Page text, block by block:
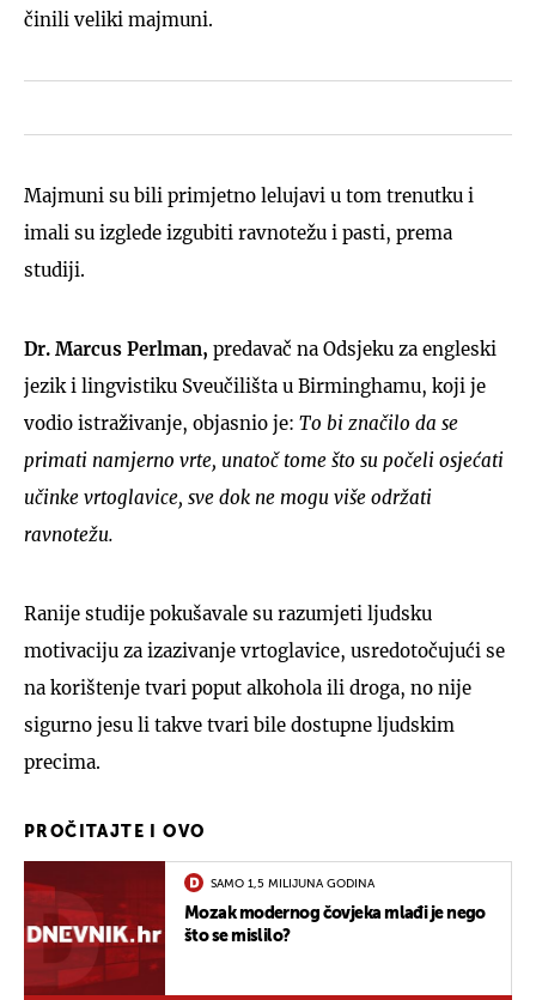
činili veliki majmuni.
Majmuni su bili primjetno lelujavi u tom trenutku i
imali su izglede izgubiti ravnotežu i pasti, prema
studiji.
Dr. Marcus Perlman, predavač na Odsjeku za engleski
jezik i lingvistiku Sveučilišta u Birminghamu, koji je
vodio istraživanje, objasnio je: To bi značilo da se
primati namjerno vrte, unatoč tome što su počeli osjećati
učinke vrtoglavice, sve dok ne mogu više održati
ravnotežu.
Ranije studije pokušavale su razumjeti ljudsku
motivaciju za izazivanje vrtoglavice, usredotočujući se
na korištenje tvari poput alkohola ili droga, no nije
sigurno jesu li takve tvari bile dostupne ljudskim
precima.
PROČITAJTE I OVO
SAMO 1,5 MILIJUNA GODINA
Mozak modernog čovjeka mlađi je nego
što se mislilo?